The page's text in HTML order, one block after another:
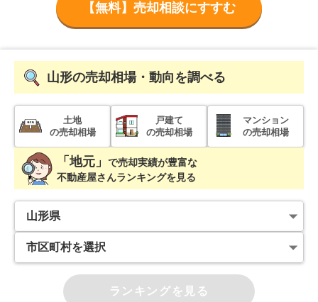
【無料】売却相談にすすむ
山形の売却相場・動向を調べる
土地
の売却相場
戸建て
の売却相場
マンション
の売却相場
「地元」 で売却実績が豊富な
不動産屋さんランキングを見る
ランキングを見る